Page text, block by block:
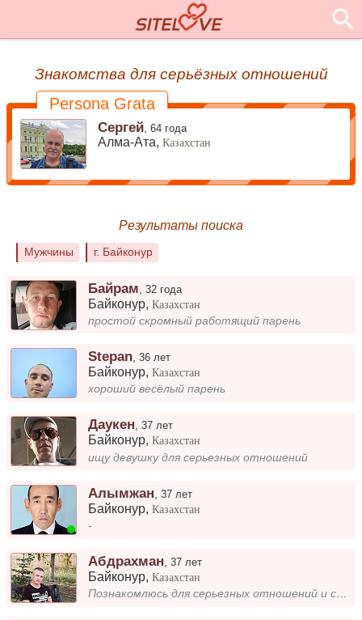
Знакомства для серьёзных отношений
Persona Grata
Сергей ,64 года
Алма-Ата,Казахстан
Результаты поиска
Мужчины г. Байконур
Байрам ,32 года
Байконур,Казахстан
простой скромный работящий парень
Stepan ,36 лет
Байконур,Казахстан
хороший весёлый парень
Даукен,37 лет
Байконур,Казахстан
ищу девушку для серьезных отношений
Алымжан ,37 лет
Байконур,Казахстан
-
Абдрахман ,37 лет
Байконур,Казахстан
Познакомлюсь для серьезных отношений и создания семьи. с серьезной девушкой